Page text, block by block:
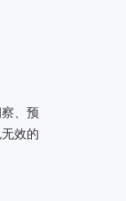
、预
效的